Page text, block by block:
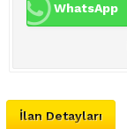
WhatsApp
İlan Detayları